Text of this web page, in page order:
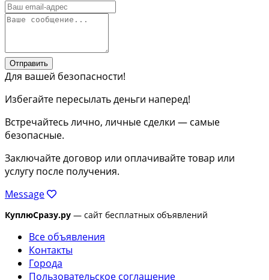
Отправить
Для вашей безопасности!
Избегайте пересылать деньги наперед!
Встречайтесь лично, личные сделки — самые
безопасные.
Заключайте договор или оплачивайте товар или
услугу после получения.
Message
КуплюСразу.ру — сайт бесплатных объявлений
Все объявления
Контакты
Города
Пользовательское соглашение